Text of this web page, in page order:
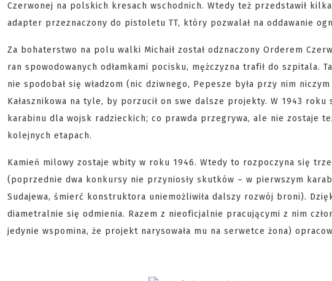
Czerwonej na polskich kresach wschodnich. Wtedy też przedstawił
adapter przeznaczony do pistoletu TT, który pozwalał na oddawanie
Za bohaterstwo na polu walki Michaił został odznaczony Orderem
ran spowodowanych odłamkami pocisku, mężczyzna trafił do szpitala.
nie spodobał się władzom (nic dziwnego, Pepesze była przy nim
Kałasznikowa na tyle, by porzucił on swe dalsze projekty. W 1943
karabinu dla wojsk radzieckich; co prawda przegrywa, ale nie zostaje
kolejnych etapach.
Kamień milowy zostaje wbity w roku 1946. Wtedy to rozpoczyna się
(poprzednie dwa konkursy nie przyniosły skutków – w pierwszym
Sudajewa, śmierć konstruktora uniemożliwiła dalszy rozwój broni).
diametralnie się odmienia. Razem z nieoficjalnie pracującymi z nim
jedynie wspomina, że projekt narysowała mu na serwetce żona)